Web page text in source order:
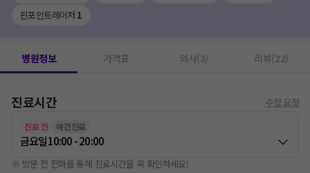
핀포인트레이저 1
병원정보 가격표 의사(3) 리뷰(22)
진료시간 수정 요청
진료 전 야간진료
금요일10:00 - 20:00
※ 방문 전 전화를 통해 진료시간을 꼭 확인하세요!